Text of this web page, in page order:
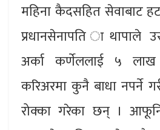
महिना कैदसहित सेवाबाट
प्रधानसेनापति ाथापाले
अर्का कर्णेललाई ५ लाख
करिअरमा कुनै बाधा नपर्ने
रोक्का गरेका छन् ।